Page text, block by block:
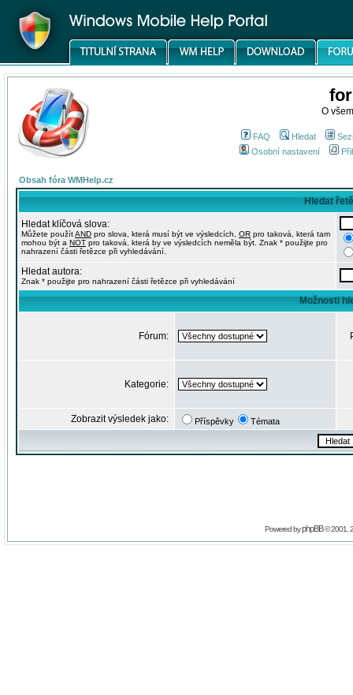
O
FAQ Hledat
Osobní nastavení
Obsah fóra WMHelp.cz
Hledat
Hledat klíčová slova:
Můžete použítAND pro slova, která musí být ve výsledcích, OR pro taková, která tam
mohou být a NOT pro taková, která by ve výsledcích neměla být. Znak * použijte pro
nahrazení části řetězce při vyhledávání.
Hledat autora:
Znak * použijte pro nahrazení části řetězce při vyhledávání
Možnosti
Fórum:
Kategorie:
Zobrazit výsledek jako: Příspěvky Témata
Powered byphpBB© 2001,